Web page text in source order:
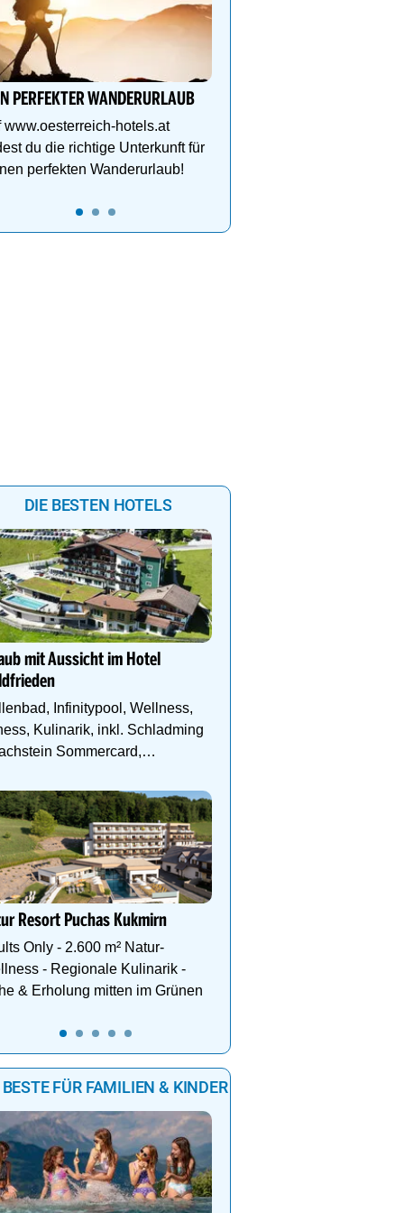
PERFEKTER WANDERURLAUB
www.oesterreich-hotels.at
du die richtige Unterkunft für
perfekten Wanderurlaub!
DIE BESTEN HOTELS
mit Aussicht im Hotel
Infinitypool, Wellness,
Kulinarik, inkl. Schladming
Sommercard,
Resort Puchas Kukmirn
Only - 2.600 m² Natur-
- Regionale Kulinarik -
& Erholung mitten im Grünen
FÜR FAMILIEN & KINDER